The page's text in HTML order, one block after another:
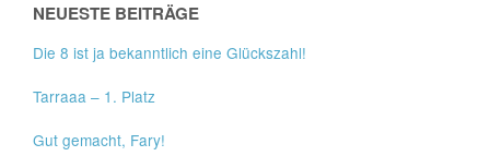
NEUESTE BEITRÄGE
Die 8 ist ja bekanntlich eine Glückszahl!
Tarraaa – 1. Platz
Gut gemacht, Fary!